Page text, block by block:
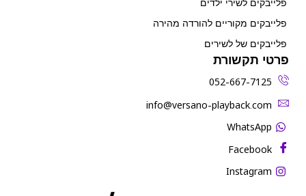
פלייבקים לשירי ילדים
פלייבקים מקוריים להורדה מהירה
פלייבקים של לשירים
פרטי תקשורת
052-667-7125
‫info@versano-playback.com‬
WhatsApp
Facebook
Instagram